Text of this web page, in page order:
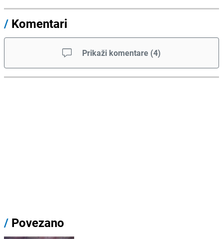
/ Komentari
Prikaži komentare (4)
/ Povezano